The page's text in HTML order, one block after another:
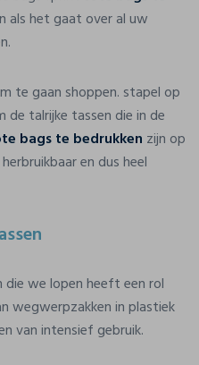
als het gaat over al uw
te gaan shoppen. stapel op
de talrijke tassen die in de
bags te bedrukken zijn op
en dus heel
we lopen heeft een rol
wegwerpzakken in plastiek
van intensief gebruik.